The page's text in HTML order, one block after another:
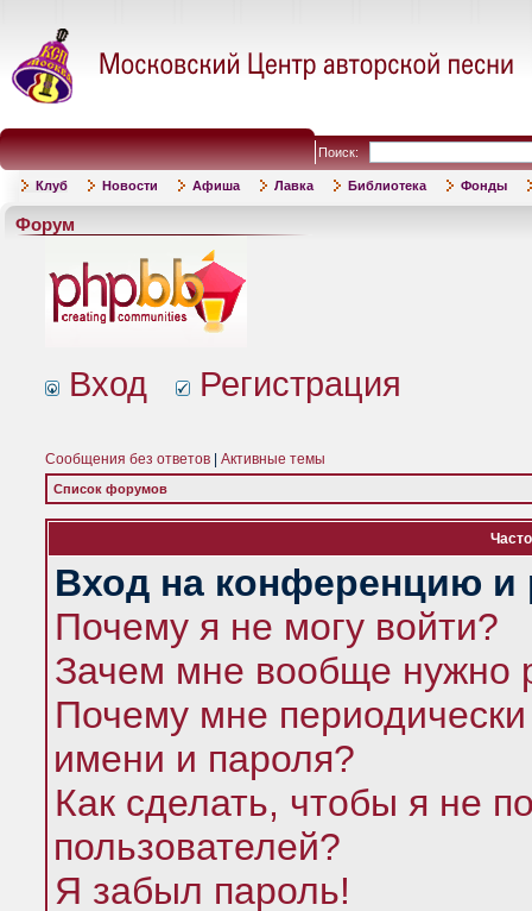
Поиск:
Клуб Новости Афиша Лавка Библиотека Фонды
Форум
Вход Регистрация
Сообщения без ответов Активные темы
Список форумов
Вход на конференцию и
Почему я не могу войти?
Зачем мне вообще нужно
Почему мне
имени и пароля?
Как сделать, чтобы я не
пользователей?
Я забыл пароль!